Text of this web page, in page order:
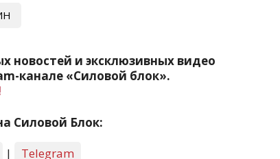
новостей и эксклюзивных видео
канале «Силовой блок».
Силовой Блок:
| Telegram